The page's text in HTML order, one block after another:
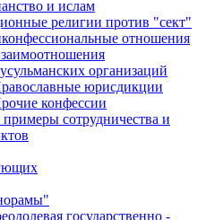
и ислам
религии против "сект"
отношения
организаций
юрисдикции
конфессии
сотрудничества и
государственно -